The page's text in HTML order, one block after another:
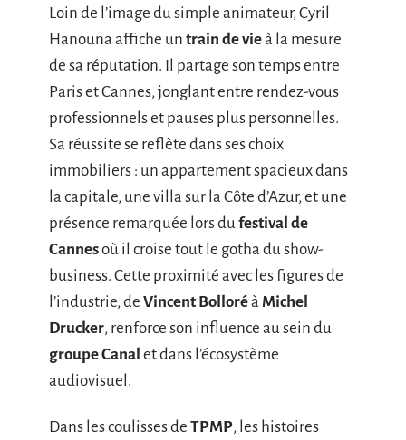
Loin de l’image du simple animateur, Cyril
Hanouna affiche un train de vieà la mesure
de sa réputation. Il partage son temps entre
Paris et Cannes, jonglant entre rendez-vous
professionnels et pauses plus personnelles.
Sa réussite se reflète dans ses choix
immobiliers : un appartement spacieux dans
la capitale, une villa sur la Côte d’Azur, et une
présence remarquée lors dufestival de
Cannesoù il croise tout le gotha du show-
business. Cette proximité avec les figures de
l’industrie, de Vincent Bolloréà Michel
Drucker, renforce son influence au sein du
groupe Canal et dans l’écosystème
audiovisuel.
Dans les coulisses de TPMP, les histoires